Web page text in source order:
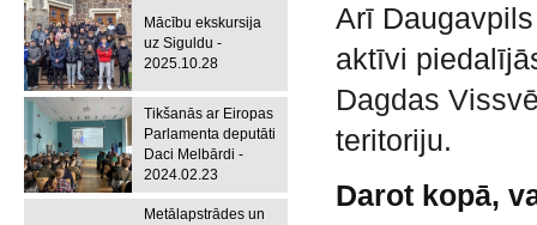
Mācību ekskursija
uz Siguldu -
2025.10.28
Tikšanās ar Eiropas
Parlamenta deputāti
Daci Melbārdi -
2024.02.23
Metālapstrādes un
Arī
aktīvi
Dagdas
teritoriju.
Darot kopā,